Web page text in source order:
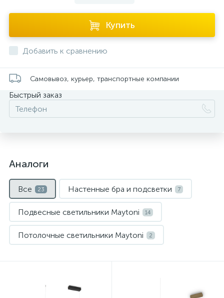
Купить
Добавить к сравнению
Самовывоз, курьер, транспортные компании
Быстрый заказ
Аналоги
Все 23 Настенные бра и подсветки 7
Подвесные светильники Maytoni 14
Потолочные светильники Maytoni 2